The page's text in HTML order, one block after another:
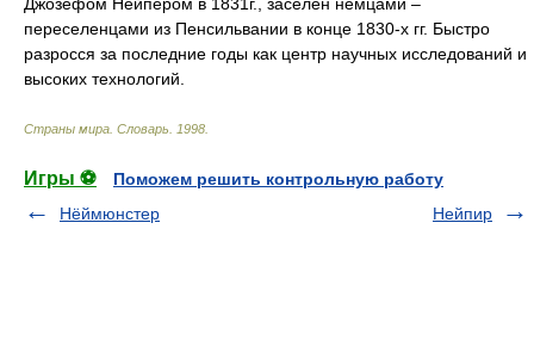
переселенцами из Пенсильвании в конце 1830-х гг. Быстро
разросся за последние годы как центр научных исследований и
высоких технологий.
Страны мира. Словарь 1998
Игры ⚽
Поможем решить контрольную работу
Нёймюнстер
Нейпир